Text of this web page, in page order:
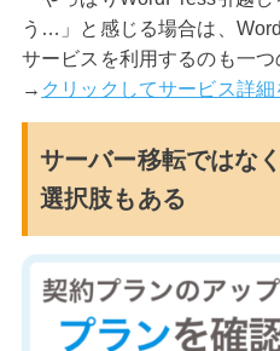
う…」と感じる場合は、
サービスを利用するのも一つ
→ クリックしてサービス詳細
サーバー移転ではな
選択肢もある